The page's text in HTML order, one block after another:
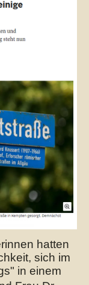
hatten
sich im
in einem